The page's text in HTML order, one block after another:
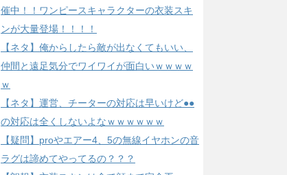
催中！！ワンピースキャラクターの衣装スキ
ンが大量登場！！！！
【ネタ】俺からしたら敵が出なくてもいい、
仲間と遠足気分でワイワイが面白いｗｗｗｗ
ｗ
【ネタ】運営、チーターの対応は早いけど●●
の対応は全くしないよなｗｗｗｗｗｗ
【疑問】proやエアー4、5の無線イヤホンの音
ラグは諦めてやってるの？？？